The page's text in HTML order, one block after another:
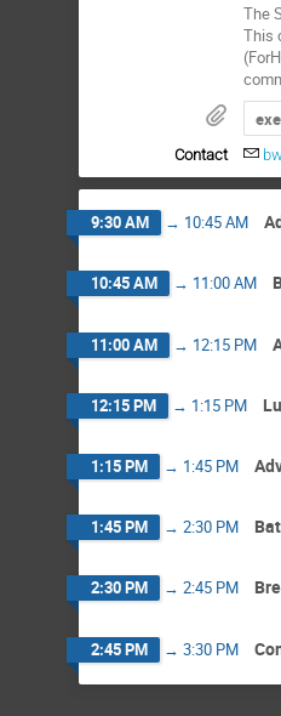
The
This
Contact
9:30 AM → 10:45 AM
10:45 AM → 11:00 AM
11:00 AM → 12:15 PM
12:15 PM → 1:15 PM
1:15 PM → 1:45 PM
1:45 PM → 2:30 PM
2:30 PM → 2:45 PM
2:45 PM → 3:30 PM